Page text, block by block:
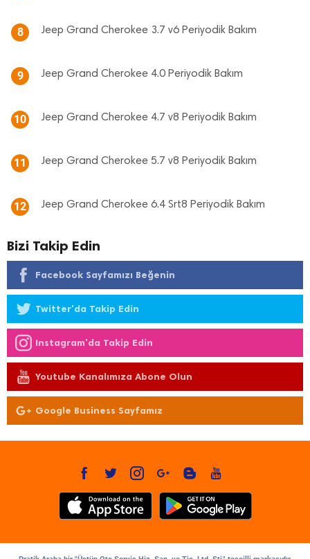
8 Jeep Grand Cherokee 3.7 v6 Periyodik Bakım
9 Jeep Grand Cherokee 4.0 Periyodik Bakım
10 Jeep Grand Cherokee 4.7 v8 Periyodik Bakım
11 Jeep Grand Cherokee 5.7 v8 Periyodik Bakım
12 Jeep Grand Cherokee 6.4 Srt8 Periyodik Bakım
Bizi Takip Edin
Facebook Sayfamızı Beğenin
Twitter'da Takip Edin
Instagram'da Takip Edin
Youtube Kanalımıza Abone Olun
Google Business Sayfamız